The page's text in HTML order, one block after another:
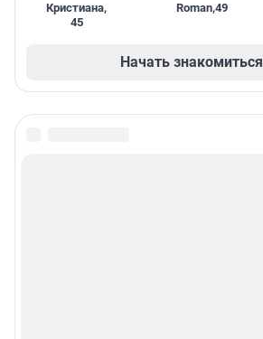
Кристиана,
45
Roman,49
Начать знакомиться